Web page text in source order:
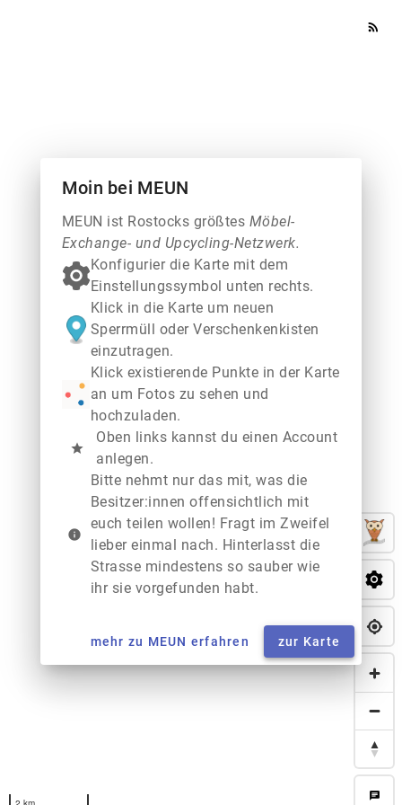
rss_feed
chat
Moin bei MEUN
MEUN ist Rostocks größtes Möbel-
Exchange- und Upcycling-Netzwerk.
Konfigurier die Karte mit dem
Einstellungssymbol unten rechts.
Klick in die Karte um neuen
Sperrmüll oder Verschenkenkisten
einzutragen.
Klick existierende Punkte in der Karte
an um Fotos zu sehen und
hochzuladen.
star
Oben links kannst du einen Account
anlegen.
info
Bitte nehmt nur das mit, was die
Besitzer:innen offensichtlich mit
euch teilen wollen! Fragt im Zweifel
lieber einmal nach. Hinterlasst die
Strasse mindestens so sauber wie
ihr sie vorgefunden habt.
mehr zu MEUN erfahren zur Karte